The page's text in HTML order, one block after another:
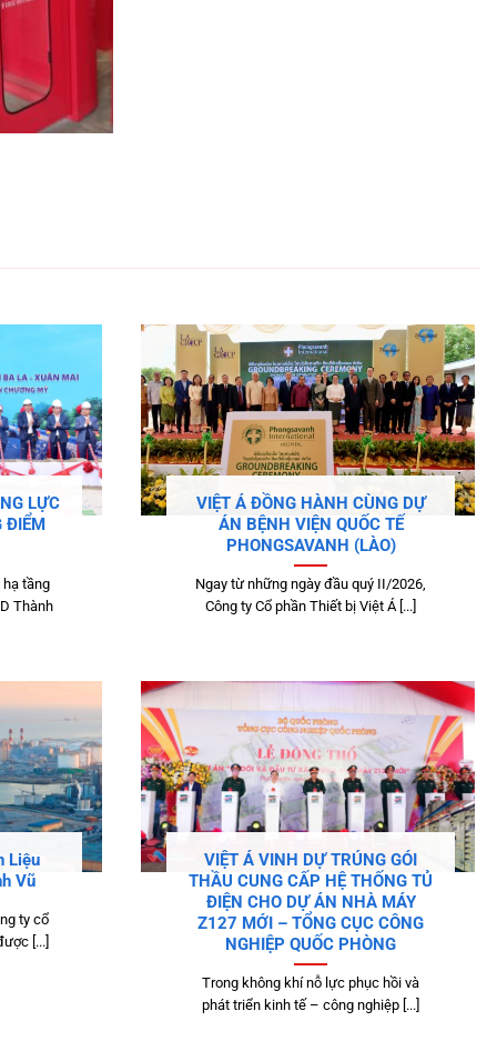
LỰC
ĐIỂM
tầng
Thành
VIỆT Á ĐỒNG HÀNH CÙNG DỰ
ÁN BỆNH VIỆN QUỐC TẾ
PHONGSAVANH (LÀO)
Ngay từ những ngày đầu quý II/2026,
Công ty Cổ phần Thiết bị Việt Á [...]
Liệu
Vũ
ty cổ
[...]
VIỆT Á VINH DỰ TRÚNG GÓI
THẦU CUNG CẤP HỆ THỐNG TỦ
ĐIỆN CHO DỰ ÁN NHÀ MÁY
Z127 MỚI – TỔNG CỤC CÔNG
NGHIỆP QUỐC PHÒNG
Trong không khí nỗ lực phục hồi và
phát triển kinh tế – công nghiệp [...]